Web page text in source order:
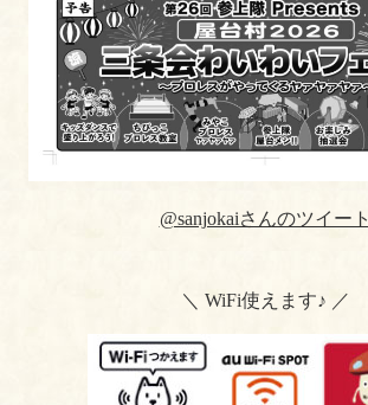
@sanjokaiさんのツイート
＼ WiFi使えます♪ ／